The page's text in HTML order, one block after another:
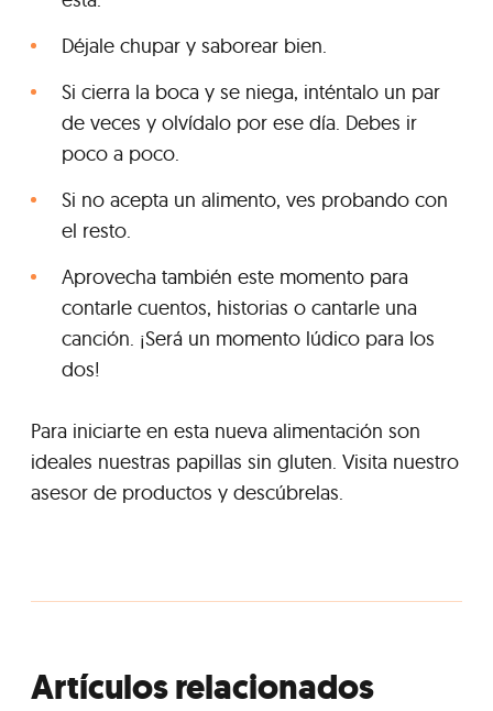
Déjale chupar y saborear bien.
Si cierra la boca y se niega, inténtalo un par
de veces y olvídalo por ese día. Debes ir
poco a poco.
Si no acepta un alimento, ves probando con
el resto.
Aprovecha también este momento para
contarle cuentos, historias o cantarle una
canción. ¡Será un momento lúdico para los
dos!
Para iniciarte en esta nueva alimentación son
ideales nuestras papillas sin gluten. Visita nuestro
asesor de productos y descúbrelas.
Artículos relacionados